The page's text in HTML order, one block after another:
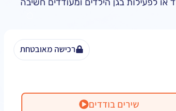
או לפעילות בגן הילדים ומעודדים חשיבה
שירים בודדים
רכישה מאובטחת